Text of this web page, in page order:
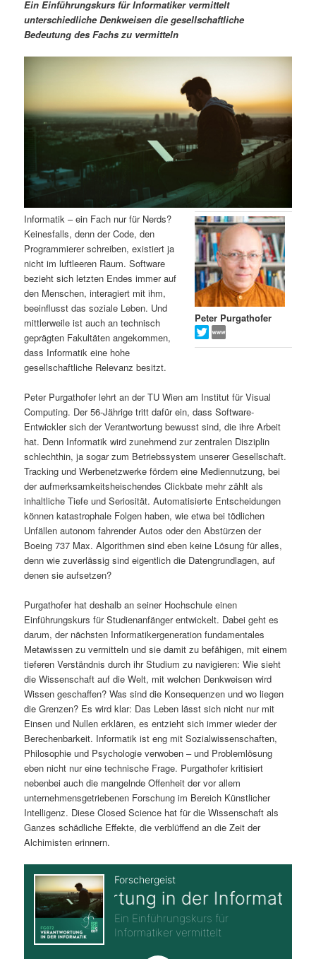
ä
r
n
n
l
t
s
p
r
i
n
g
e
n
n
d
r
n
h
a
l
t
s
p
r
i
n
g
e
n
n
a
v
i
o
Ein Einführungskurs für Informatiker vermittelt
unterschiedliche Denkweisen die gesellschaftliche
Bedeutung des Fachs zu vermitteln
Peter Purgathofer
Informatik – ein Fach nur für Nerds?
Keinesfalls, denn der Code, den
Programmierer schreiben, existiert ja
nicht im luftleeren Raum. Software
bezieht sich letzten Endes immer auf
den Menschen, interagiert mit ihm,
beeinflusst das soziale Leben. Und
mittlerweile ist auch an technisch
geprägten Fakultäten angekommen,
dass Informatik eine hohe
gesellschaftliche Relevanz besitzt.
Peter Purgathofer lehrt an der TU Wien am Institut für Visual
Computing. Der 56-Jährige tritt dafür ein, dass Software-
Entwickler sich der Verantwortung bewusst sind, die ihre Arbeit
hat. Denn Informatik wird zunehmend zur zentralen Disziplin
schlechthin, ja sogar zum Betriebssystem unserer Gesellschaft.
Tracking und Werbenetzwerke fördern eine Mediennutzung, bei
der aufmerksamkeitsheischendes Clickbate mehr zählt als
inhaltliche Tiefe und Seriosität. Automatisierte Entscheidungen
können katastrophale Folgen haben, wie etwa bei tödlichen
Unfällen autonom fahrender Autos oder den Abstürzen der
Boeing 737 Max. Algorithmen sind eben keine Lösung für alles,
denn wie zuverlässig sind eigentlich die Datengrundlagen, auf
denen sie aufsetzen?
Purgathofer hat deshalb an seiner Hochschule einen
Einführungskurs für Studienanfänger entwickelt. Dabei geht es
darum, der nächsten Informatikergeneration fundamentales
Metawissen zu vermitteln und sie damit zu befähigen, mit einem
tieferen Verständnis durch ihr Studium zu navigieren: Wie sieht
die Wissenschaft auf die Welt, mit welchen Denkweisen wird
Wissen geschaffen? Was sind die Konsequenzen und wo liegen
die Grenzen? Es wird klar: Das Leben lässt sich nicht nur mit
Einsen und Nullen erklären, es entzieht sich immer wieder der
Berechenbarkeit. Informatik ist eng mit Sozialwissenschaften,
Philosophie und Psychologie verwoben – und Problemlösung
eben nicht nur eine technische Frage. Purgathofer kritisiert
nebenbei auch die mangelnde Offenheit der vor allem
unternehmensgetriebenen Forschung im Bereich Künstlicher
Intelligenz. Diese Closed Science hat für die Wissenschaft als
Ganzes schädliche Effekte, die verblüffend an die Zeit der
Alchimisten erinnern.